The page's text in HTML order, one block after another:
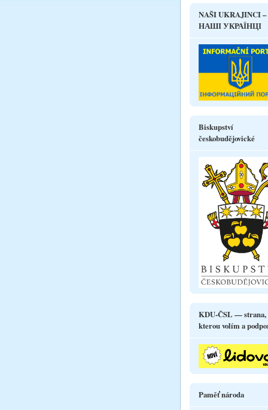
NAŠI UKRAJINCI –
НАШІ УКРАЇНЦІ
Biskupství
českobudějovické
KDU-ČSL — strana,
kterou volím a
Paměť národa